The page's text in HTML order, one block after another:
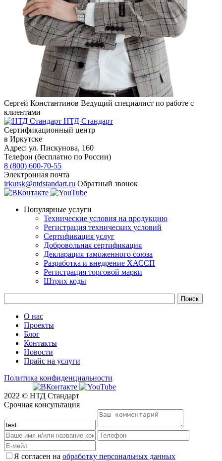
Сергей Константинов Ведущий специалист по работе с
клиентами
НТД Стандарт
Сертификационный центр
в Иркутске
Адрес: ул. Пискунова, 160
Телефон (бесплатно по России)
8 (800) 600-70-55
Электронная почта
irkutsk@ntdstandart.ru Обратный звонок
Популярные услуги
Технические условия на продукцию
Регистрация технических условий
Сертификация услуг
Добровольная сертификация
Декларация таможенного союза
Разработка и внедрение ХАССП
Регистрация торговой марки
Штрих коды
О нас
Проекты
Блог
Контакты
Новости
Прайс на услуги
Политика конфиденциальности
2022 © НТД Стандарт
Срочная консультация
Я согласен на обработку персональных данных